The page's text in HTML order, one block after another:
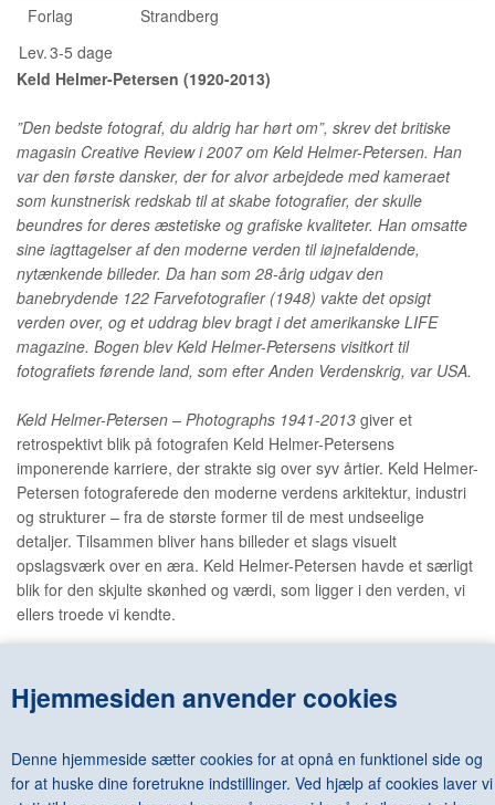
Hjemmesiden anvender cookies
Denne hjemmeside sætter cookies for at opnå en funktionel side og
for at huske dine foretrukne indstillinger. Ved hjælp af cookies laver vi
Forlag
Strandberg
Lev.3-5 dage
Keld Helmer-Petersen (1920-2013)
”Den bedste fotograf, du aldrig har hørt om”, skrev det britiske
magasin Creative Reviewi 2007 om Keld Helmer-Petersen. Han
var den første dansker, der for alvor arbejdede med kameraet
som kunstnerisk redskab til at skabe fotografier, der skulle
beundres for deres æstetiske og grafiske kvaliteter. Han omsatte
sine iagttagelser af den moderne verden til iøjnefaldende,
nytænkende billeder. Da han som 28-årig udgav den
banebrydende 122 Farvefotografier(1948) vakte det opsigt
verden over, og et uddrag blev bragt i det amerikanske LIFE
magazine. Bogen blev Keld Helmer-Petersens visitkort til
fotografiets førende land, som efter Anden Verdenskrig, var USA.
Keld Helmer-Petersen – Photographs 1941-2013 giver et
retrospektivt blik på fotografen Keld Helmer-Petersens
imponerende karriere, der strakte sig over syv årtier. Keld Helmer-
Petersen fotograferede den moderne verdens arkitektur, industri
og strukturer – fra de største former til de mest undseelige
detaljer. Tilsammen bliver hans billeder et slags visuelt
opslagsværk over en æra. Keld Helmer-Petersen havde et særligt
blik for den skjulte skønhed og værdi, som ligger i den verden, vi
ellers troede vi kendte.
fotografiets grænser. Han samarbejdede med en lang række
arkitekter, billedkunstnere og forfattere – og dyrkede fotografiet i
formåede han livet igennem at fastholde en tydelig visuelle
identitet. Bogen demonstrerer, hvordan hans værker er